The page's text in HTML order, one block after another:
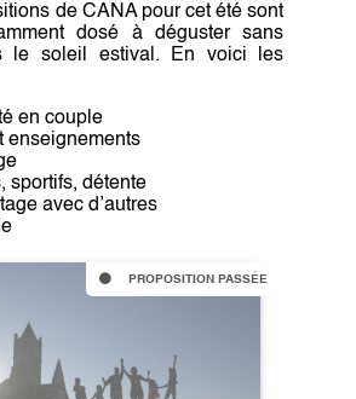
de CANA pour cet été sont
dosé à déguster sans
le soleil estival. En voici les
en couple
enseignements
sportifs, détente
avec d’autres
PROPOSITION PASSÉE